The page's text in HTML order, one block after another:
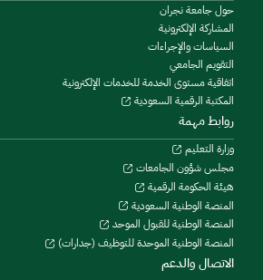
حول جامعة نجران
المشاركة الإلكترونية
السياسات والإجراءات
التقويم الجامعي
اتفاقية مستوى الخدمة للخدمات الإلكترونية
المكتبة الرقمية السعودية
روابط مهمة
وزارة التعليم
مجلس شؤون الجامعات
هيئة الحكومة الرقمية
المنصة الوطنية السعودية
المنصة الوطنية للقبول الموحد
المنصة الوطنية الموحدة للتوظيف (جدارات)
الاتصال والدعم